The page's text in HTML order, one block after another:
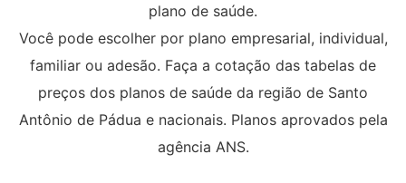
plano de saúde.
Você pode escolher por plano empresarial, individual,
familiar ou adesão. Faça a cotação das tabelas de
preços dos planos de saúde da região de Santo
Antônio de Pádua e nacionais. Planos aprovados pela
agência ANS.